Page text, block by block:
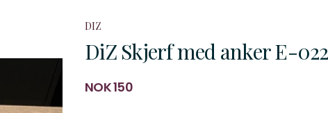
DIZ
DiZ Skjerf med anker E-
Produktdetaljer
NOK 150